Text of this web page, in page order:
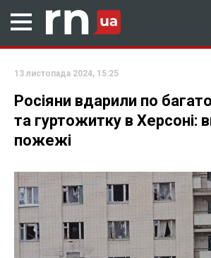
13 листопада 2024, 15:25
Росіяни вдарили по
та гуртожитку в Херсоні:
пожежі